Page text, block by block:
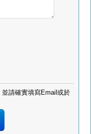
請確實填寫Email或於